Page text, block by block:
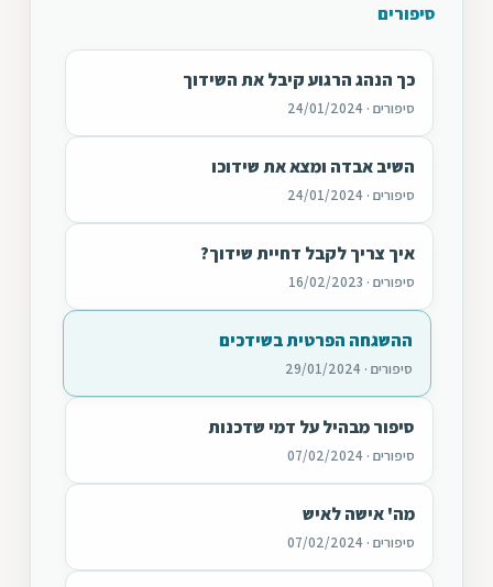
סיפורים
כך הנהג הרגוע קיבל את השידוך
סיפורים · 24/01/2024
השיב אבדה ומצא את שידוכו
סיפורים · 24/01/2024
איך צריך לקבל דחיית שידוך?
סיפורים · 16/02/2023
ההשגחה הפרטית בשידכים
סיפורים · 29/01/2024
סיפור מבהיל על דמי שדכנות
סיפורים · 07/02/2024
מה' אישה לאיש
סיפורים · 07/02/2024